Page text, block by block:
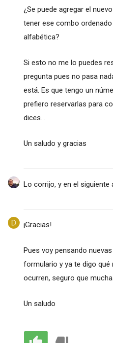
¿Se puede agregar el
tener ese combo
alfabética?
Si esto no me lo puedes
pregunta pues no pasa
está. Es que tengo un
prefiero reservarlas para
dices...
Un saludo y gracias
Lo corrijo, y en el siguiente
¡Gracias!
Pues voy pensando
formulario y ya te digo qué
ocurren, seguro que
Un saludo